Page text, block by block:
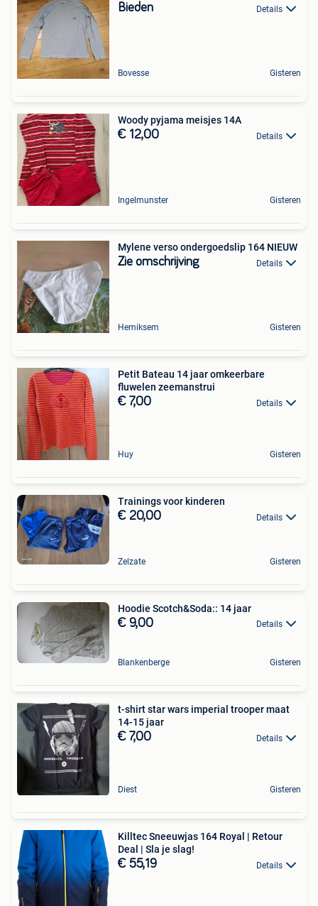
Bieden Details
Bovesse Gisteren
Woody pyjama meisjes 14A
€ 12,00 Details
Ingelmunster Gisteren
Mylene verso ondergoedslip 164 NIEUW
Zie omschrijving Details
Hemiksem Gisteren
Petit Bateau 14 jaar omkeerbare
fluwelen zeemanstrui
€ 7,00 Details
Huy Gisteren
Trainings voor kinderen
€ 20,00 Details
Zelzate Gisteren
Hoodie Scotch&Soda:: 14 jaar
€ 9,00 Details
Blankenberge Gisteren
t-shirt star wars imperial trooper maat
14-15 jaar
€ 7,00 Details
Diest Gisteren
Killtec Sneeuwjas 164 Royal | Retour
Deal | Sla je slag!
€ 55,19 Details